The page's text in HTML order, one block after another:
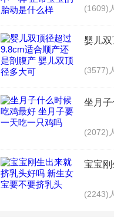
候孩子会哭，会闹尿不出
其实，把尿在孩子大一些
最新文章
《胎
(3239)
孕19
(1609)
婴儿
(3577)
坐月
(2072)
宝宝
(2243)